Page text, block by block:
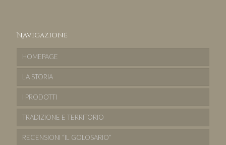
Navigazione
HOMEPAGE
LA STORIA
I PRODOTTI
TRADIZIONE E TERRITORIO
RECENSIONI “IL GOLOSARIO”